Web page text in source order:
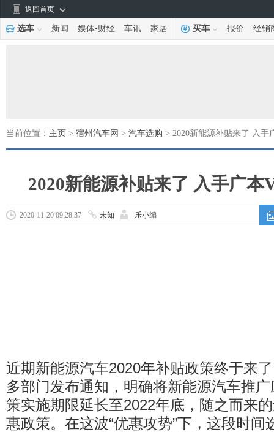
返回首页
选车 新闻 娱体•财经 车讯 家居 买车 报价 经销
当前位置： 主页 > 宿州汽车网 > 汽车选购 > 2020新能源补贴来了 入手
2020新能源补贴来了 入手广本
2020-11-20 09:28:37 未知 乐小编
近期新能源汽车2020年补贴政策终于来
多部门发布通知，明确将新能源汽车推
策实施期限延长至2022年底，随之而来
惠政策。在这波“优惠攻势”下，这段时间